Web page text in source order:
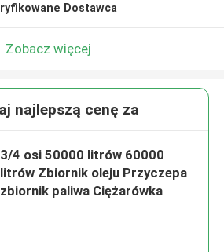
Dostawca
Zobacz więcej
najlepszą cenę za
3/4 osi 50000 litrów 60000
litrów Zbiornik oleju Przyczepa
zbiornik paliwa Ciężarówka